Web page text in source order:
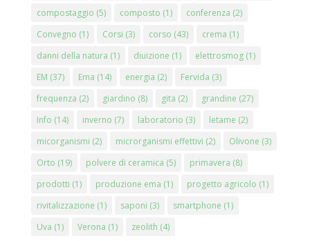
compostaggio (5) composto (1) conferenza (2)
Convegno (1) Corsi (3) corso (43) crema (1)
danni della natura (1) diuizione (1) elettrosmog(1)
EM (37) Ema (14) energia (2) Fervida (3)
frequenza (2) giardino (8) gita (2) grandine (27)
Info (14) inverno (7) laboratorio (3) letame (2)
micorganismi (2) microrganismi effettivi (2) Olivone (3)
Orto (19) polvere di ceramica (5) primavera (8)
prodotti (1) produzione ema (1) progetto agricolo (1)
rivitalizzazione (1) saponi (3) smartphone (1)
Uva (1) Verona (1) zeolith (4)